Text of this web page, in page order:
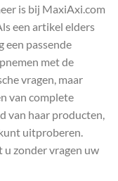
is bij MaxiAxi.com
een artikel elders
een passende
met de
vragen, maar
van complete
van haar producten,
uitproberen.
u zonder vragen uw